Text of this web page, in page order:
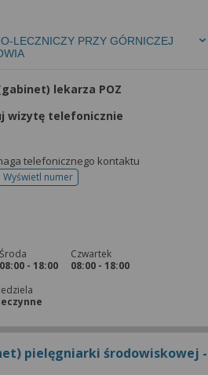
LECZNICZY PRZY GÓRNICZEJ
lekarza POZ
wizytę telefonicznie
telefonicznego kontaktu
Wyświetl numertelefonu do rejestracji
Środa
08:00 - 18:00
Czwartek
08:00 - 18:00
pielęgniarki środowiskowej -